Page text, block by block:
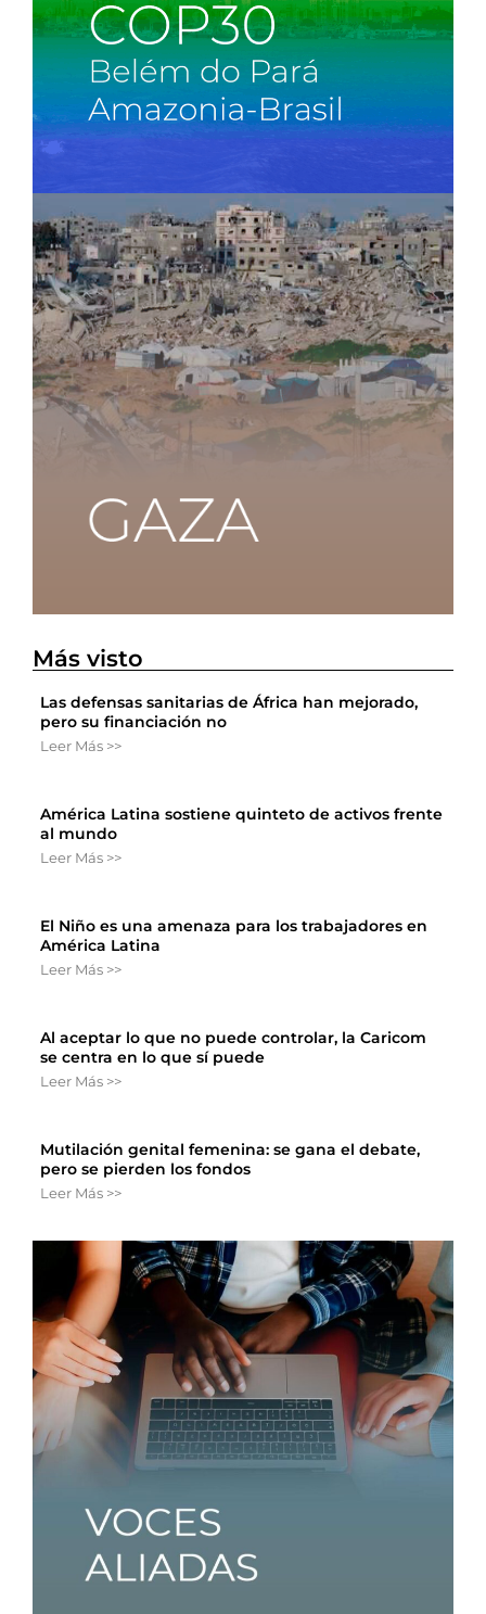
Más visto
Las defensas sanitarias de África han mejorado,
pero su financiación no
Leer Más >>
América Latina sostiene quinteto de activos frente
al mundo
Leer Más >>
El Niño es una amenaza para los trabajadores en
América Latina
Leer Más >>
Al aceptar lo que no puede controlar, la Caricom
se centra en lo que sí puede
Leer Más >>
Mutilación genital femenina: se gana el debate,
pero se pierden los fondos
Leer Más >>